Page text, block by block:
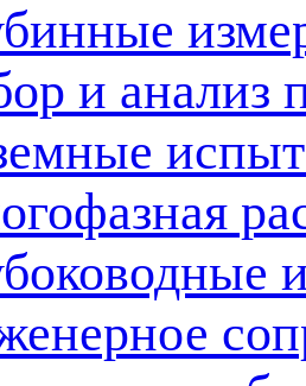
и анализ